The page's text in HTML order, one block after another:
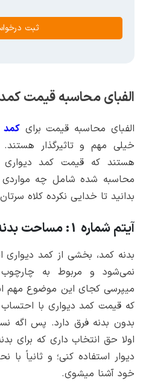
ثبت
الفبای محاسبه قیمت
الفبای محاسبه قیمت برایکمد
هستند که قیمت کمد
محاسبه شده شامل چه
بدانید تا خدایی نکرده کلاه
آیتم شماره 1: مساحت بدنه و پشت
بدنه کمد، بخشی از کمد
نمی‌شود و مربوط به
میپرسی کجای این موضوع مهم
که قیمت کمد دیواری با
بدون بدنه فرق دارد. پس اگه
اولا حق انتخاب داری که برای
دیوار استفاده کنی؛ و ثانیاً
خود آشنا میشوی.